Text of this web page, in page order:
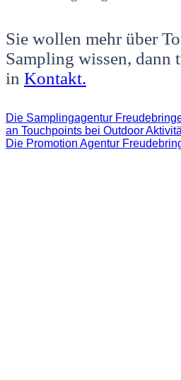
Sie wollen mehr über
Sampling wissen, dann
in Kontakt.
Die Samplingagentur
an Touchpoints bei Outdoor
Die Promotion Agentur